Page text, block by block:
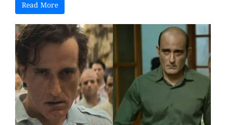
Read More